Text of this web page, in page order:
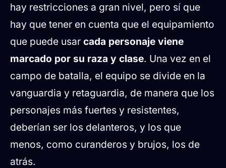
hay restricciones a gran nivel, pero sí que
hay que tener en cuenta que el equipamiento
que puede usar cada personaje viene
marcado por su raza y clase. Una vez en el
campo de batalla, el equipo se divide en la
vanguardia y retaguardia, de manera que los
personajes más fuertes y resistentes,
deberían ser los delanteros, y los que
menos, como curanderos y brujos, los de
atrás.